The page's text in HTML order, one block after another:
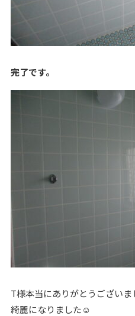
完了です。
T様本当にありがとうございま
綺麗になりました☺